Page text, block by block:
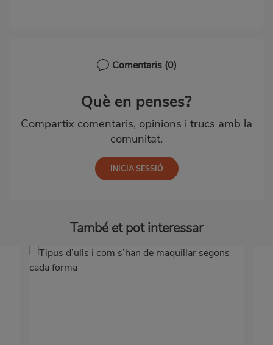
Comentaris (0)
Què en penses?
Compartix comentaris, opinions i trucs amb la
comunitat.
També et pot interessar